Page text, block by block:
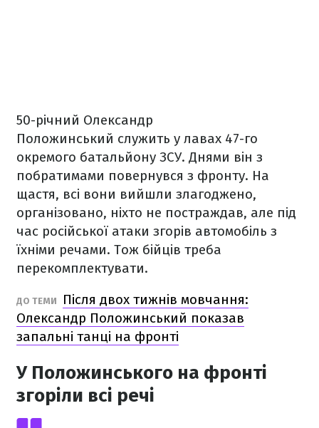
50-річний Олександр
Положинський служить у лавах 47-го
окремого батальйону ЗСУ. Днями він з
побратимами повернувся з фронту. На
щастя, всі вони вийшли злагоджено,
організовано, ніхто не постраждав, але під
час російської атаки згорів автомобіль з
їхніми речами. Тож бійців треба
перекомплектувати.
ДО ТЕМИ
Після двох тижнів мовчання:
Олександр Положинський показав
запальні танці на фронті
У Положинського на фронті
згоріли всі речі